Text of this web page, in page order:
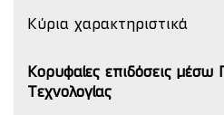
Κύρια χαρακτηριστικά
Κορυφαίες επιδόσεις μέσω
Τεχνολογίας